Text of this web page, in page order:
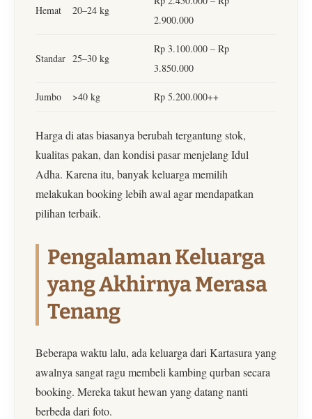
Hemat 20–24 kg
2.900.000
Standar 25–30 kg
Rp 3.100.000 – Rp
3.850.000
Jumbo >40 kg Rp 5.200.000++
Harga di atas biasanya berubah tergantung stok,
kualitas pakan, dan kondisi pasar menjelang Idul
Adha. Karena itu, banyak keluarga memilih
melakukan booking lebih awal agar mendapatkan
pilihan terbaik.
Pengalaman Keluarga
yang Akhirnya Merasa
Tenang
Beberapa waktu lalu, ada keluarga dari Kartasura yang
awalnya sangat ragu membeli kambing qurban secara
booking. Mereka takut hewan yang datang nanti
berbeda dari foto.